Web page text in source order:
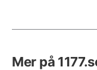
Mer på